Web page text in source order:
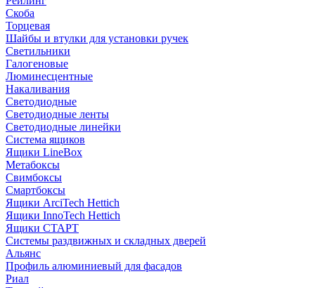
Скоба
Торцевая
Шайбы и втулки для установки ручек
Светильники
Галогеновые
Люминесцентные
Накаливания
Светодиодные
Светодиодные ленты
Светодиодные линейки
Система ящиков
Ящики LineBox
Метабоксы
Свимбоксы
Смартбоксы
Ящики ArciTech Hettich
Ящики InnoTech Hettich
Ящики СТАРТ
Системы раздвижных и складных дверей
Альянс
Профиль алюминиевый для фасадов
Риал